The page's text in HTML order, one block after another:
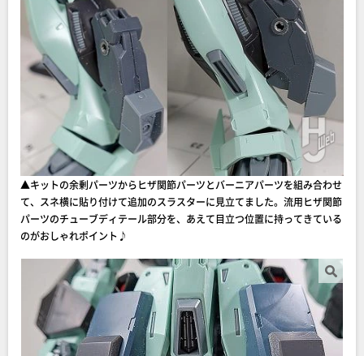
▲キットの余剰パーツからヒザ関節パーツとバーニアパーツを組み合わせ
て、スネ横に貼り付けて追加のスラスターに見立てました。流用ヒザ関節
パーツのチューブディテール部分を、あえて目立つ位置に持ってきている
のがおしゃれポイント♪